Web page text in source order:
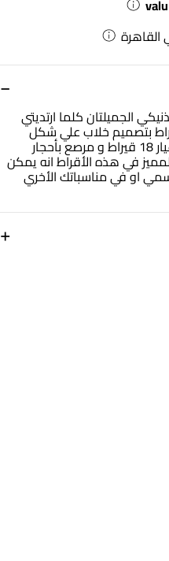
−
الجميلتان كلما ارتديتي
بتصميم خلاب علي شكل
الفراشات، مصاغ من الذهب الأصفر عيار 18 قيراط و مرصع بأحجار
التي تزن 0.05 قيراط. المميز في هذه الأقراط انه يمكن
او في مناسباتك الأخري
+
valu
القاهرة